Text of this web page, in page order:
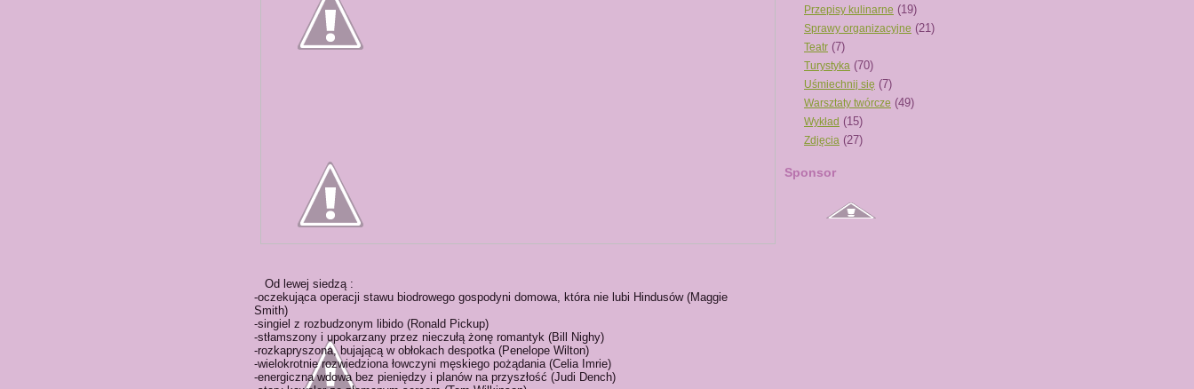
Od lewej siedzą :
-oczekująca operacji stawu biodrowego gospodyni domowa, która nie lubi Hindusów (Maggie
Smith)
-singiel z rozbudzonym libido (Ronald Pickup)
-stłamszony i upokarzany przez nieczułą żonę romantyk (Bill Nighy)
-rozkapryszona, bujającą w obłokach despotka (Penelope Wilton)
-wielokrotnie rozwiedziona łowczyni męskiego pożądania (Celia Imrie)
-energiczna wdowa bez pieniędzy i planów na przyszłość (Judi Dench)
Przepisy kulinarne (19)
Sprawy organizacyjne (21)
Teatr (7)
Turystyka (70)
Uśmiechnij się (7)
Warsztaty twórcze (49)
Wykład (15)
Zdjęcia (27)
Sponsor